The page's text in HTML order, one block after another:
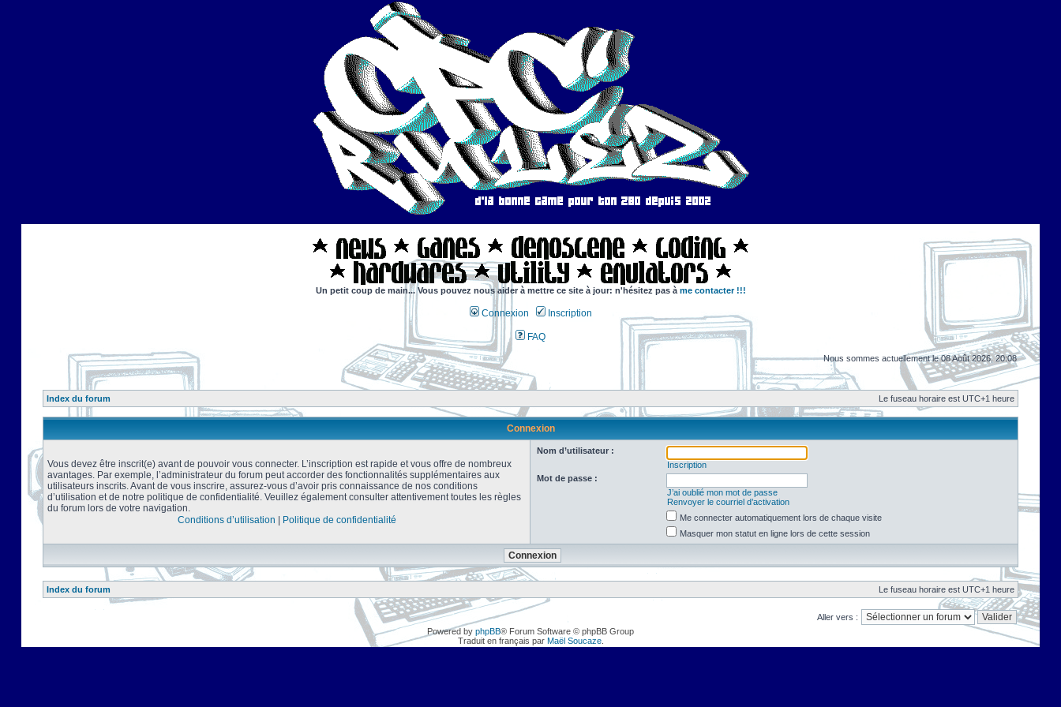
Un petit coup de main... Vous pouvez nous aider à mettre ce site à jour: n'hésitez pas à me contacter !!!
Connexion Inscription
FAQ
Nous sommes actuellement le 08 Août 2026, 20:08
Index du forum Le fuseau horaire est UTC+1 heure
Connexion
Vous devez être inscrit(e) avant de pouvoir vous connecter. L’inscription est rapide et vous offre de nombreux
avantages. Par exemple, l’administrateur du forum peut accorder des fonctionnalités supplémentaires aux
utilisateurs inscrits. Avant de vous inscrire, assurez-vous d’avoir pris connaissance de nos conditions
d’utilisation et de notre politique de confidentialité. Veuillez également consulter attentivement toutes les règles
du forum lors de votre navigation.
Conditions d’utilisation
Politique de confidentialité
Nom d’utilisateur :
Inscription
Mot de passe :
J’ai oublié mon mot de passe
Renvoyer le courriel d’activation
Me connecter automatiquement lors de chaque visite
Masquer mon statut en ligne lors de cette session
Index du forum Le fuseau horaire est UTC+1 heure
Aller vers :
Powered by phpBB® Forum Software © phpBB Group
Traduit en français par Maël Soucaze.